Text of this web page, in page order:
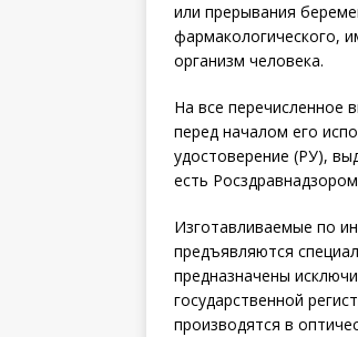
или прерывания
фармакологического,
организм человека.
На все перечисленное
перед началом его
удостоверение (РУ),
есть
Изготавливаемые по
предъявляются
предназначены
государственной
производятся в